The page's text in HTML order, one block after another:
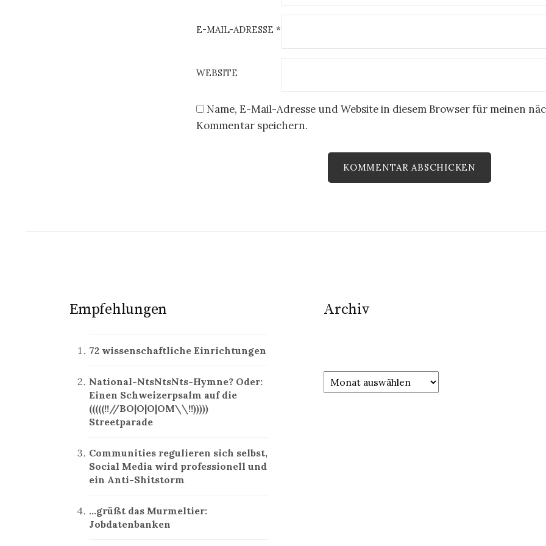
E-MAIL-ADRESSE *
WEBSITE
Name, E-Mail-Adresse und Website in diesem Browser für meinen
Kommentar speichern.
Empfehlungen
72 wissenschaftliche Einrichtungen
National-NtsNtsNts-Hymne? Oder:
Einen Schweizerpsalm auf die
(((((!!//BO|O|O|OM\\!!)))))
Streetparade
Communities regulieren sich selbst,
Social Media wird professionell und
ein Anti-Shitstorm
…grüßt das Murmeltier:
Jobdatenbanken
Archiv